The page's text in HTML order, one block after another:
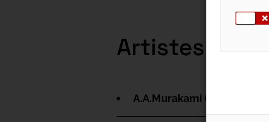
Artistes i
A.A.Murakami (Azusa